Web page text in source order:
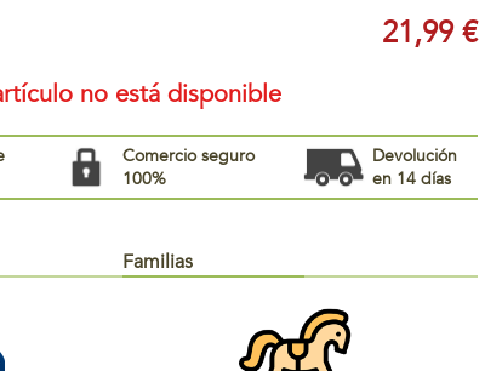
21,99 €
no está disponible
Comercio seguro
100%
Devolución
en 14 días
Familias